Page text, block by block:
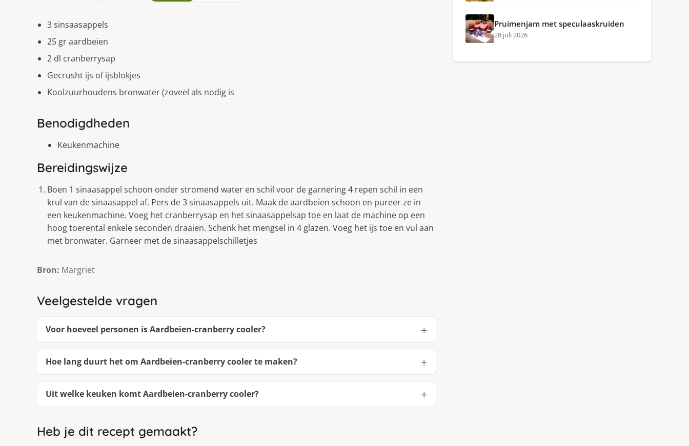
3 sinsaasappels
25 gr aardbeien
2 dl cranberrysap
Gecrusht ijs of ijsblokjes
Koolzuurhoudens bronwater (zoveel als nodig is
Benodigdheden
Keukenmachine
Bereidingswijze
Boen 1 sinaasappel schoon onder stromend water en schil voor de garnering 4 repen schil in een
krul van de sinaasappel af. Pers de 3 sinaasappels uit. Maak de aardbeien schoon en pureer ze in
een keukenmachine. Voeg het cranberrysap en het sinaasappelsap toe en laat de machine op een
hoog toerental enkele seconden draaien. Schenk het mengsel in 4 glazen. Voeg het ijs toe en vul aan
met bronwater. Garneer met de sinaasappelschilletjes
Bron: Margriet
Veelgestelde vragen
Voor hoeveel personen is Aardbeien-cranberry cooler?
Hoe lang duurt het om Aardbeien-cranberry cooler te maken?
Uit welke keuken komt Aardbeien-cranberry cooler?
Heb je dit recept gemaakt?
Pruimenjam met speculaaskruiden
28 juli 2026